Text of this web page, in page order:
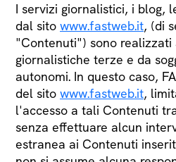
I servizi giornalistici, i blog,
dal sito www.fastweb.it, (di
"Contenuti") sono realizzati
giornalistiche terze e da
autonomi. In questo caso,
del sito www.fastweb.it,
l'accesso a tali Contenuti
senza effettuare alcun
estranea ai Contenuti